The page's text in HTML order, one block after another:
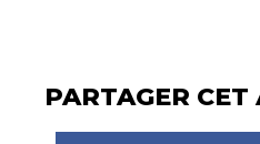
PARTAGER CET